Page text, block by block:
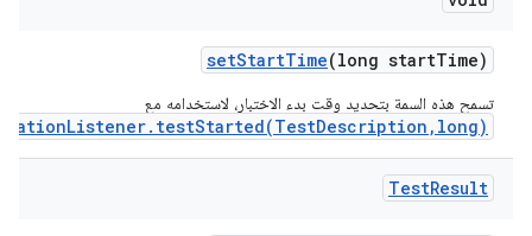
setStartTime(long startTime)
تسمح هذه السمة بتحديد وقت بدء الاختبار، لاستخدامه مع
TestResult